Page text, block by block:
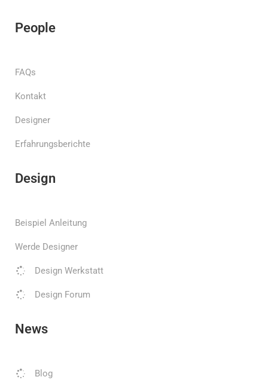
People
FAQs
Kontakt
Designer
Erfahrungsberichte
Design
Beispiel Anleitung
Werde Designer
Design Werkstatt
Design Forum
News
Blog